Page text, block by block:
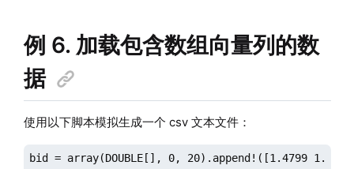
例 6. 加载包含数组向量列的数
据
使用以下脚本模拟生成一个 csv 文本文件：
bid = array(DOUBLE[], 0, 20).append!([1.4799